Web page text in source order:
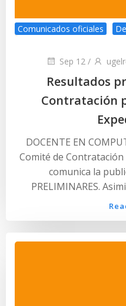
Comunicados oficiales
Sep 12 /
Resultados
Contratación
DOCENTE EN
Comité de Contratación
comunica la
PRELIMINARES.